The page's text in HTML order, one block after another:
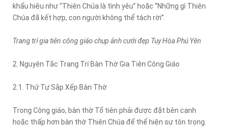
khẩu hiệu như “Thiên Chúa là tình yêu” hoặc “Những gì Thiên
Chúa đã kết hợp, con người không thể tách rời”.
Trang trí gia tiên công giáo chụp ảnh cưới đẹp Tuy Hòa Phú Yên
2. Nguyên Tắc Trang Trí Bàn Thờ Gia Tiên Công Giáo
2.1. Thứ Tự Sắp Xếp Bàn Thờ
Trong Công giáo, bàn thờ Tổ tiên phải được đặt bên cạnh
hoặc thấp hơn bàn thờ Thiên Chúa để thể hiện sự tôn trọng.